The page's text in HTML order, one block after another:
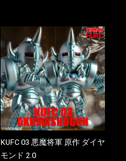
KUFC 03 悪魔将軍 原作 ダイヤ
モンド 2.0